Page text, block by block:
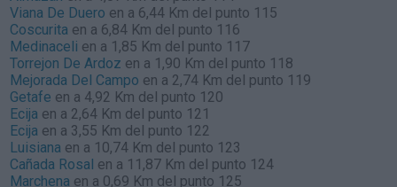
Viana De Duero en a 6,44 Km del punto 115
Coscurita en a 6,84 Km del punto 116
Medinaceli en a 1,85 Km del punto 117
Torrejon De Ardoz en a 1,90 Km del punto 118
Mejorada Del Campo en a 2,74 Km del punto 119
Getafe en a 4,92 Km del punto 120
Ecija en a 2,64 Km del punto 121
Ecija en a 3,55 Km del punto 122
Luisiana en a 10,74 Km del punto 123
Cañada Rosal en a 11,87 Km del punto 124
Marchena en a 0,69 Km del punto 125